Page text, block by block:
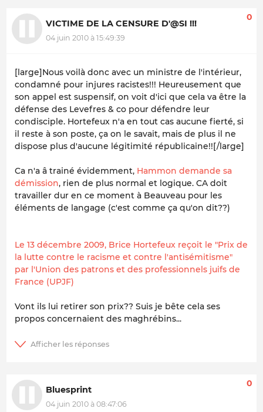
VICTIME DE LA CENSURE D'@SI !!!
04 juin 2010 à 15:49:39
0
[large]Nous voilà donc avec un ministre de l'intérieur,
condamné pour injures racistes!!! Heureusement que
son appel est suspensif, on voit d'ici que cela va être la
défense des Levefres & co pour défendre leur
condisciple. Hortefeux n'a en tout cas aucune fierté, si
il reste à son poste, ça on le savait, mais de plus il ne
dispose plus d'aucune légitimité républicaine!![/large]
Ca n'a â trainé évidemment, Hammon demande sa
démission, rien de plus normal et logique. CA doit
travailler dur en ce moment à Beauveau pour les
éléments de langage (c'est comme ça qu'on dit??)
Le 13 décembre 2009, Brice Hortefeux reçoit le "Prix de
la lutte contre le racisme et contre l'antisémitisme"
par l'Union des patrons et des professionnels juifs de
France (UPJF)
Vont ils lui retirer son prix?? Suis je bête cela ses
propos concernaient des maghrébins...
Bluesprint
04 juin 2010 à 08:47:06
0